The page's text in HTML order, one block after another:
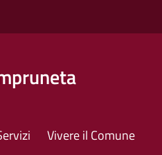
Vivere il Comune